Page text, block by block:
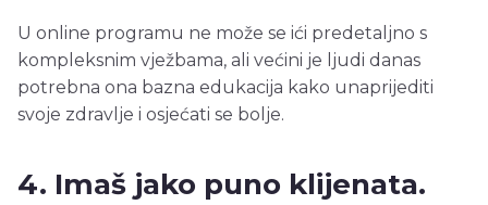
U online programu ne može se ići predetaljno s
kompleksnim vježbama, ali većini je ljudi danas
potrebna ona bazna edukacija kako unaprijediti
svoje zdravlje i osjećati se bolje.
4. Imaš jako puno klijenata.